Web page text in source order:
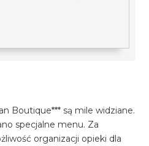
Boutique*** są mile widziane.
specjalne menu. Za
organizacji opieki dla